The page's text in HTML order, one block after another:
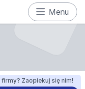
Menu
Zaopiekuj się nim!